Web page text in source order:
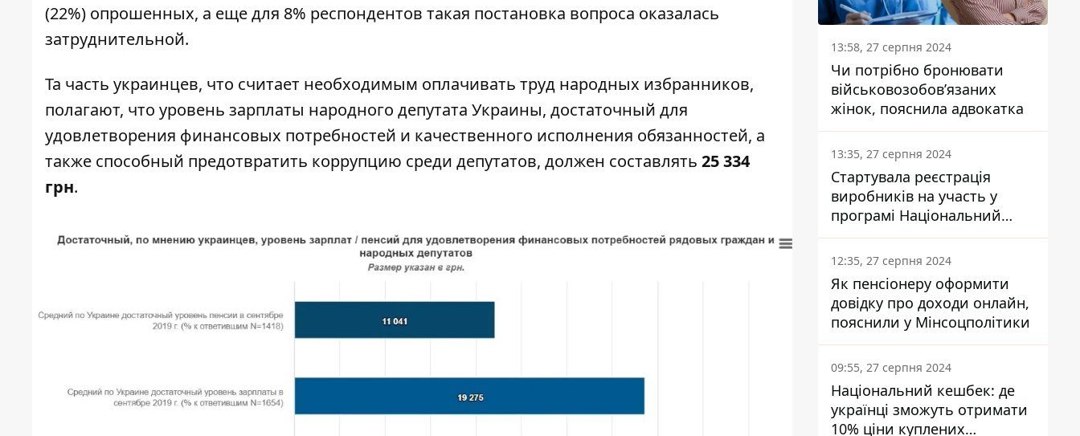
(22%) опрошенных, а еще для 8% респондентов такая постановка вопроса оказалась
затруднительной.
Та часть украинцев, что считает необходимым оплачивать труд народных избранников,
полагают, что уровень зарплаты народного депутата Украины, достаточный для
удовлетворения финансовых потребностей и качественного исполнения обязанностей, а
также способный предотвратить коррупцию среди депутатов, должен составлять 25 334
грн.
13:58, 27 серпня 2024
Чи потрібно бронювати
військовозобов’язаних
жінок, пояснила адвокатка
13:35, 27 серпня 2024
Стартувала реєстрація
виробників на участь у
програмі Національний
кешбек: як це зробити
через портал Дія
12:35, 27 серпня 2024
Як пенсіонеру оформити
довідку про доходи онлайн,
пояснили у Мінсоцполітики
09:55, 27 серпня 2024
Національний кешбек: де
українці зможуть отримати
10% ціни куплених